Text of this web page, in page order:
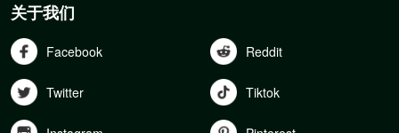
关于我们
Facebook Reddit
Twitter Tiktok